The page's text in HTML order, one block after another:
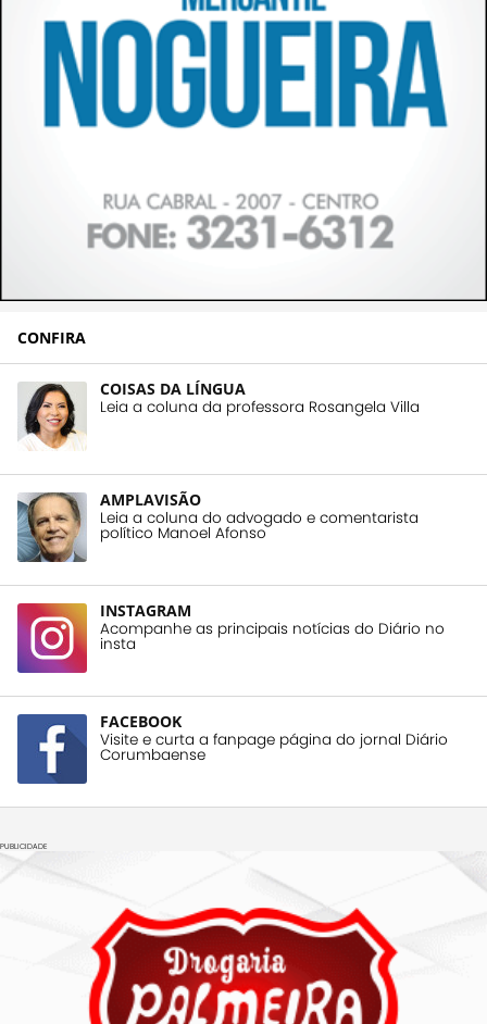
CONFIRA
COISAS DA LÍNGUA
Leia a coluna da professora Rosangela Villa
AMPLAVISÃO
Leia a coluna do advogado e comentarista
político Manoel Afonso
INSTAGRAM
Acompanhe as principais notícias do Diário no
insta
FACEBOOK
Visite e curta a fanpage página do jornal Diário
Corumbaense
PUBLICIDADE